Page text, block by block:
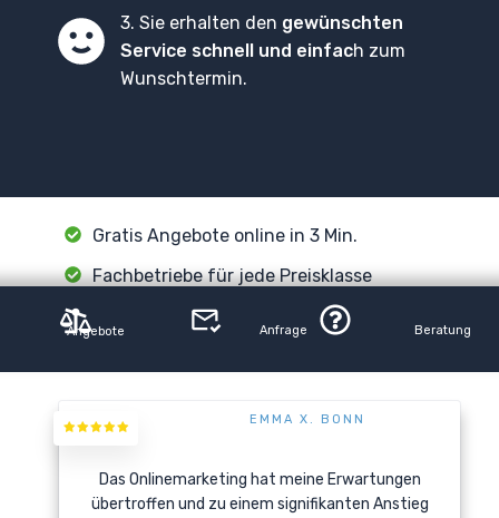
3. Sie erhalten den gewünschten
Service schnell und einfach zum
Wunschtermin.
Gratis Angebote online in 3 Min.
Fachbetriebe für jede Preisklasse
Effektive Werbung
Angebote Anfrage Beratung
EMMA X. BONN
Das Onlinemarketing hat meine Erwartungen
übertroffen und zu einem signifikanten Anstieg